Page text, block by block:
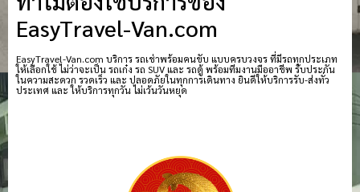
EasyTravel-Van.com
EasyTravel-Van.com บริการ รถเช่าพร้อมคนขับ แบบครบวงจร ที่มีรถทุกประเภท
ให้เลือกใช้ ไม่ว่าจะเป็น รถเก๋ง รถ SUV และ รถตู้ พร้อมทีมงานมืออาชีพ รับประกัน
ในความสะดวก รวดเร็ว และ ปลอดภัยในทุกการเดินทาง ยินดีให้บริการรับ-ส่งทั่ว
ประเทศ และ ให้บริการทุกวัน ไม่เว้นวันหยุด